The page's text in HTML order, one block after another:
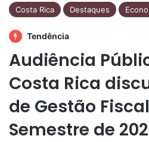
Costa Rica Destaques
Tendência
Audiência
Costa Rica
de Gestão Fiscal
Semestre de